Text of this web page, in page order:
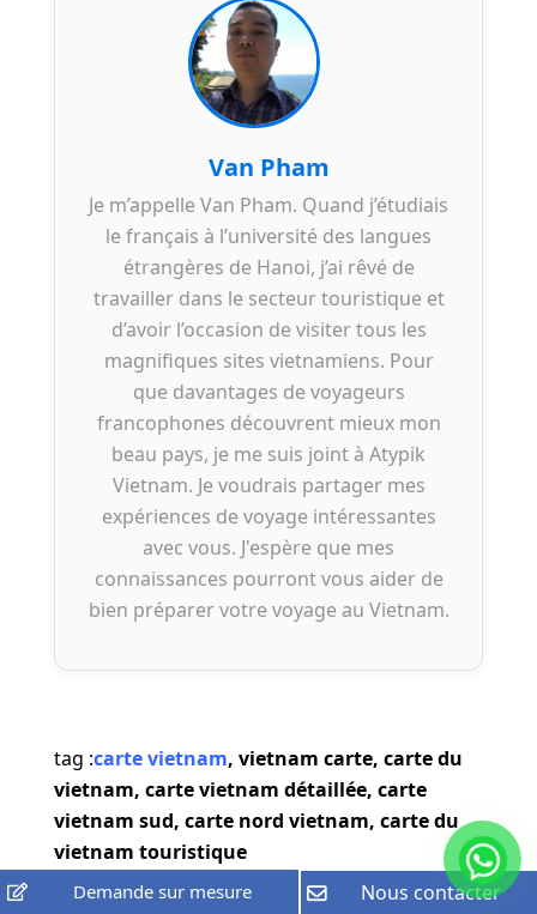
Van Pham
Je m’appelle Van Pham. Quand j’étudiais
le français à l’université des langues
étrangères de Hanoi, j’ai rêvé de
travailler dans le secteur touristique et
d’avoir l’occasion de visiter tous les
magnifiques sites vietnamiens. Pour
que davantages de voyageurs
francophones découvrent mieux mon
beau pays, je me suis joint à Atypik
Vietnam. Je voudrais partager mes
expériences de voyage intéressantes
avec vous. J'espère que mes
connaissances pourront vous aider de
bien préparer votre voyage au Vietnam.
tag :carte vietnam, vietnam carte, carte du
vietnam, carte vietnam détaillée, carte
vietnam sud, carte nord vietnam, carte du
vietnam touristique
Demande sur mesure Nous contacter